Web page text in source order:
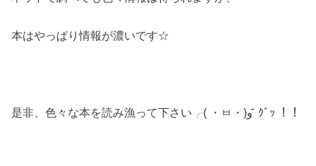
本はやっぱり情報が濃いです☆
是非、色々な本を読み漁って下さい╭( ・ㅂ・)و ̑̑ ｸﾞｯ ！！